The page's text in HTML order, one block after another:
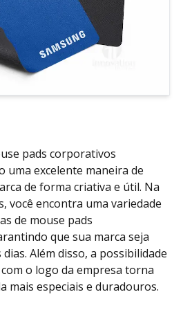
pads corporativos
uma excelente maneira de
de forma criativa e útil. Na
você encontra uma variedade
de mouse pads
que sua marca seja
Além disso, a possibilidade
o logo da empresa torna
mais especiais e duradouros.